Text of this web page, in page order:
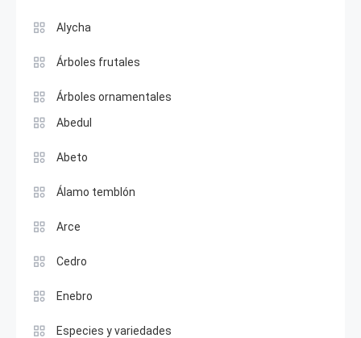
Alycha
Árboles frutales
Árboles ornamentales
Abedul
Abeto
Álamo temblón
Arce
Cedro
Enebro
Especies y variedades